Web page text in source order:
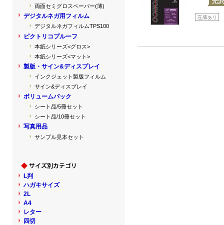
両面セミグロスペーパー(薄)
デジタルネガ用フィルム
デジタルネガフィルムTPS100
ピクトリコプルーフ
本紙シリーズ<グロス>
本紙シリーズ<マット>
製版・サイン&ディスプレイ
インクジェット製版フィルム
サイン&ディスプレイ
ボリュームパック
シート品/5冊セット
シート品/10冊セット
写真用品
サンプル見本セット
L判
ハガキサイズ
2L
A4
レター
四切